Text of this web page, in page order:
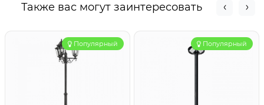
Также вас могут заинтересовать
Популярный Популярный